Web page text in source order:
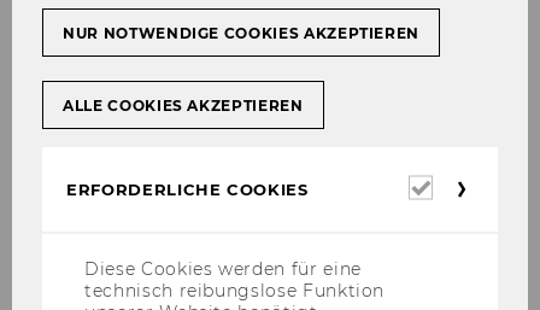
Klaus Gugler, No. 1623).
2024
5437).
NUR NOTWENDIGE COOKIES AKZEPTIEREN
ALLE COOKIES AKZEPTIEREN
ERFORDERLICHE COOKIES
Diese Cookies werden für eine
technisch reibungslose Funktion